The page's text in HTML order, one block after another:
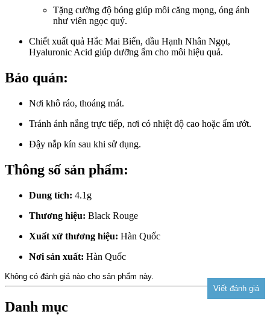
Tặng cường độ bóng giúp môi căng mọng, óng ánh
như viên ngọc quý.
Chiết xuất quả Hắc Mai Biển, dầu Hạnh Nhân Ngọt,
Hyaluronic Acid giúp dưỡng ẩm cho môi hiệu quả.
Bảo quản:
Nơi khô ráo, thoáng mát.
Tránh ánh nắng trực tiếp, nơi có nhiệt độ cao hoặc ẩm ướt.
Đậy nắp kín sau khi sử dụng.
Thông số sản phẩm:
Dung tích: 4.1g
Thương hiệu: Black Rouge
Xuất xứ thương hiệu: Hàn Quốc
Nơi sản xuất: Hàn Quốc
Không có đánh giá nào cho sản phẩm này.
Danh mục